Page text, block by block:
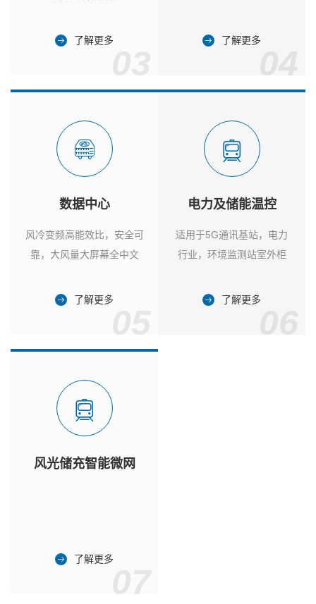
了解更多 了解更多
数据中心
风冷变频高能效比，安全可
靠，大风量大屏幕全中文
了解更多
电力及储能温控
适用于5G通讯基站，电力
行业，环境监测站室外柜
了解更多
风光储充智能微网
了解更多